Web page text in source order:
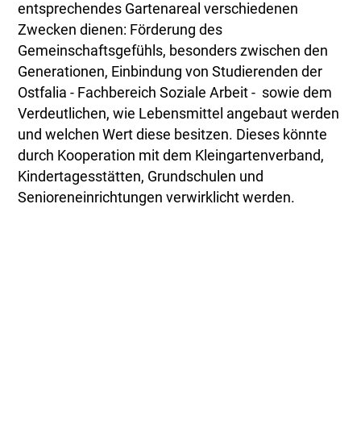
entsprechendes Gartenareal verschiedenen
Zwecken dienen: Förderung des
Gemeinschaftsgefühls, besonders zwischen den
Generationen, Einbindung von Studierenden der
Ostfalia - Fachbereich Soziale Arbeit - sowie dem
Verdeutlichen, wie Lebensmittel angebaut werden
und welchen Wert diese besitzen. Dieses könnte
durch Kooperation mit dem Kleingartenverband,
Kindertagesstätten, Grundschulen und
Senioreneinrichtungen verwirklicht werden.